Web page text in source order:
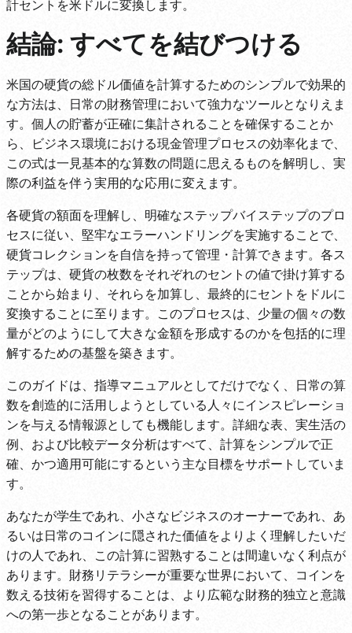
計セントを米ドルに変換します。
結論: すべてを結びつける
米国の硬貨の総ドル価値を計算するためのシンプルで効果的
な方法は、日常の財務管理において強力なツールとなりえま
す。個人の貯蓄が正確に集計されることを確保することか
ら、ビジネス環境における現金管理プロセスの効率化まで、
この式は一見基本的な算数の問題に思えるものを解明し、実
際の利益を伴う実用的な応用に変えます。
各硬貨の額面を理解し、明確なステップバイステップのプロ
セスに従い、堅牢なエラーハンドリングを実施することで、
硬貨コレクションを自信を持って管理・計算できます。各ス
テップは、硬貨の枚数をそれぞれのセントの値で掛け算する
ことから始まり、それらを加算し、最終的にセントをドルに
変換することに至ります。このプロセスは、少量の個々の数
量がどのようにして大きな金額を形成するのかを包括的に理
解するための基盤を築きます。
このガイドは、指導マニュアルとしてだけでなく、日常の算
数を創造的に活用しようとしている人々にインスピレーショ
ンを与える情報源としても機能します。詳細な表、実生活の
例、および比較データ分析はすべて、計算をシンプルで正
確、かつ適用可能にするという主な目標をサポートしていま
す。
あなたが学生であれ、小さなビジネスのオーナーであれ、あ
るいは日常のコインに隠された価値をよりよく理解したいだ
けの人であれ、この計算に習熟することは間違いなく利点が
あります。財務リテラシーが重要な世界において、コインを
数える技術を習得することは、より広範な財務的独立と意識
への第一歩となることがあります。